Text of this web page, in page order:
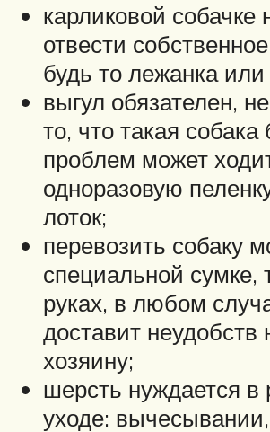
карликовой собачке
отвести
будь то лежанка
выгул обязателен,
то, что такая собака
проблем может
одноразовую
лоток;
перевозить собаку
специальной сумке,
руках, в любом
доставит неудобств
хозяину;
шерсть нуждается в
уходе: